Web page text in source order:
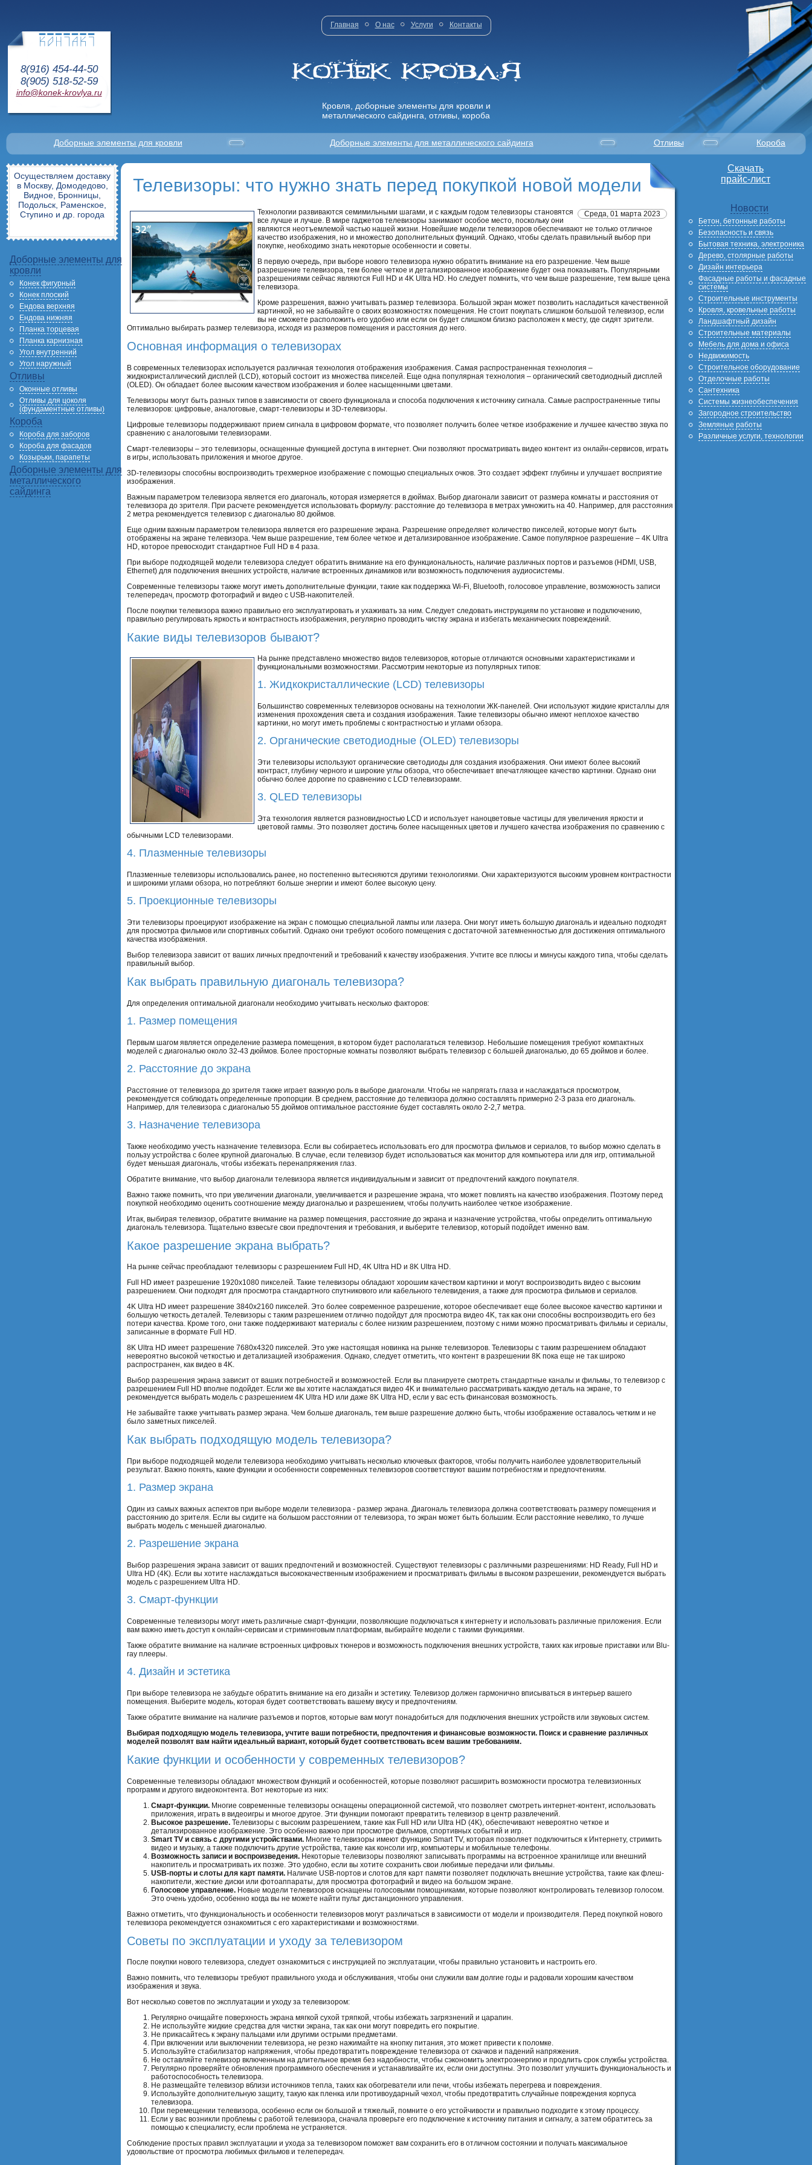
8(916) 454-44-50
8(905) 518-52-59
info@konek-krovlya.ru
Главная О нас Услуги Контакты
Кровля, доборные элементы для кровли и
металлического сайдинга, отливы, короба
Доборные элементы для кровли Доборные элементы для металлического сайдинга Отливы Короба
Осуществляем доставку
в Москву, Домодедово,
Видное, Бронницы,
Подольск, Раменское,
Ступино и др. города
Доборные элементы для
кровли
Конек фигурный
Конек плоский
Ендова верхняя
Ендова нижняя
Планка торцевая
Планка карнизная
Угол внутренний
Угол наружный
Отливы
Оконные отливы
Отливы для цоколя
(фундаментные отливы)
Короба
Короба для заборов
Короба для фасадов
Козырьки, парапеты
Доборные элементы для
металлического
сайдинга
Телевизоры: что нужно знать перед покупкой новой модели
Среда, 01 марта 2023
Технологии развиваются семимильными шагами, и с каждым годом телевизоры становятся
все лучше и лучше. В мире гаджетов телевизоры занимают особое место, поскольку они
являются неотъемлемой частью нашей жизни. Новейшие модели телевизоров обеспечивают не только отличное
качество изображения, но и множество дополнительных функций. Однако, чтобы сделать правильный выбор при
покупке, необходимо знать некоторые особенности и советы.
В первую очередь, при выборе нового телевизора нужно обратить внимание на его разрешение. Чем выше
разрешение телевизора, тем более четкое и детализированное изображение будет она показывать. Популярными
разрешениями сейчас являются Full HD и 4K Ultra HD. Но следует помнить, что чем выше разрешение, тем выше цена
телевизора.
Кроме разрешения, важно учитывать размер телевизора. Большой экран может позволить насладиться качественной
картинкой, но не забывайте о своих возможностях помещения. Не стоит покупать слишком большой телевизор, если
вы не сможете расположить его удобно или если он будет слишком близко расположен к месту, где сидят зрители.
Оптимально выбирать размер телевизора, исходя из размеров помещения и расстояния до него.
Основная информация о телевизорах
В современных телевизорах используется различная технология отображения изображения. Самая распространенная технология –
жидкокристаллический дисплей (LCD), который состоит из множества пикселей. Еще одна популярная технология – органический светодиодный дисплей
(OLED). Он обладает более высоким качеством изображения и более насыщенными цветами.
Телевизоры могут быть разных типов в зависимости от своего функционала и способа подключения к источнику сигнала. Самые распространенные типы
телевизоров: цифровые, аналоговые, смарт-телевизоры и 3D-телевизоры.
Цифровые телевизоры поддерживают прием сигнала в цифровом формате, что позволяет получить более четкое изображение и лучшее качество звука по
сравнению с аналоговыми телевизорами.
Смарт-телевизоры – это телевизоры, оснащенные функцией доступа в интернет. Они позволяют просматривать видео контент из онлайн-сервисов, играть
в игры, использовать приложения и многое другое.
3D-телевизоры способны воспроизводить трехмерное изображение с помощью специальных очков. Это создает эффект глубины и улучшает восприятие
изображения.
Важным параметром телевизора является его диагональ, которая измеряется в дюймах. Выбор диагонали зависит от размера комнаты и расстояния от
телевизора до зрителя. При расчете рекомендуется использовать формулу: расстояние до телевизора в метрах умножить на 40. Например, для расстояния
2 метра рекомендуется телевизор с диагональю 80 дюймов.
Еще одним важным параметром телевизора является его разрешение экрана. Разрешение определяет количество пикселей, которые могут быть
отображены на экране телевизора. Чем выше разрешение, тем более четкое и детализированное изображение. Самое популярное разрешение – 4K Ultra
HD, которое превосходит стандартное Full HD в 4 раза.
При выборе подходящей модели телевизора следует обратить внимание на его функциональность, наличие различных портов и разъемов (HDMI, USB,
Ethernet) для подключения внешних устройств, наличие встроенных динамиков или возможность подключения аудиосистемы.
Современные телевизоры также могут иметь дополнительные функции, такие как поддержка Wi-Fi, Bluetooth, голосовое управление, возможность записи
телепередач, просмотр фотографий и видео с USB-накопителей.
После покупки телевизора важно правильно его эксплуатировать и ухаживать за ним. Следует следовать инструкциям по установке и подключению,
правильно регулировать яркость и контрастность изображения, регулярно проводить чистку экрана и избегать механических повреждений.
Какие виды телевизоров бывают?
На рынке представлено множество видов телевизоров, которые отличаются основными характеристиками и
функциональными возможностями. Рассмотрим некоторые из популярных типов:
1. Жидкокристаллические (LCD) телевизоры
Большинство современных телевизоров основаны на технологии ЖК-панелей. Они используют жидкие кристаллы для
изменения прохождения света и создания изображения. Такие телевизоры обычно имеют неплохое качество
картинки, но могут иметь проблемы с контрастностью и углами обзора.
2. Органические светодиодные (OLED) телевизоры
Эти телевизоры используют органические светодиоды для создания изображения. Они имеют более высокий
контраст, глубину черного и широкие углы обзора, что обеспечивает впечатляющее качество картинки. Однако они
обычно более дорогие по сравнению с LCD телевизорами.
3. QLED телевизоры
Эта технология является разновидностью LCD и использует наноцветовые частицы для увеличения яркости и
цветовой гаммы. Это позволяет достичь более насыщенных цветов и лучшего качества изображения по сравнению с
обычными LCD телевизорами.
4. Плазменные телевизоры
Плазменные телевизоры использовались ранее, но постепенно вытесняются другими технологиями. Они характеризуются высоким уровнем контрастности
и широкими углами обзора, но потребляют больше энергии и имеют более высокую цену.
5. Проекционные телевизоры
Эти телевизоры проецируют изображение на экран с помощью специальной лампы или лазера. Они могут иметь большую диагональ и идеально подходят
для просмотра фильмов или спортивных событий. Однако они требуют особого помещения с достаточной затемненностью для достижения оптимального
качества изображения.
Выбор телевизора зависит от ваших личных предпочтений и требований к качеству изображения. Учтите все плюсы и минусы каждого типа, чтобы сделать
правильный выбор.
Как выбрать правильную диагональ телевизора?
Для определения оптимальной диагонали необходимо учитывать несколько факторов:
1. Размер помещения
Первым шагом является определение размера помещения, в котором будет располагаться телевизор. Небольшие помещения требуют компактных
моделей с диагональю около 32-43 дюймов. Более просторные комнаты позволяют выбрать телевизор с большей диагональю, до 65 дюймов и более.
2. Расстояние до экрана
Расстояние от телевизора до зрителя также играет важную роль в выборе диагонали. Чтобы не напрягать глаза и наслаждаться просмотром,
рекомендуется соблюдать определенные пропорции. В среднем, расстояние до телевизора должно составлять примерно 2-3 раза его диагональ.
Например, для телевизора с диагональю 55 дюймов оптимальное расстояние будет составлять около 2-2,7 метра.
3. Назначение телевизора
Также необходимо учесть назначение телевизора. Если вы собираетесь использовать его для просмотра фильмов и сериалов, то выбор можно сделать в
пользу устройства с более крупной диагональю. В случае, если телевизор будет использоваться как монитор для компьютера или для игр, оптимальной
будет меньшая диагональ, чтобы избежать перенапряжения глаз.
Обратите внимание, что выбор диагонали телевизора является индивидуальным и зависит от предпочтений каждого покупателя.
Важно также помнить, что при увеличении диагонали, увеличивается и разрешение экрана, что может повлиять на качество изображения. Поэтому перед
покупкой необходимо оценить соотношение между диагональю и разрешением, чтобы получить наиболее четкое изображение.
Итак, выбирая телевизор, обратите внимание на размер помещения, расстояние до экрана и назначение устройства, чтобы определить оптимальную
диагональ телевизора. Тщательно взвесьте свои предпочтения и требования, и выберите телевизор, который подойдет именно вам.
Какое разрешение экрана выбрать?
На рынке сейчас преобладают телевизоры с разрешением Full HD, 4K Ultra HD и 8K Ultra HD.
Full HD имеет разрешение 1920x1080 пикселей. Такие телевизоры обладают хорошим качеством картинки и могут воспроизводить видео с высоким
разрешением. Они подходят для просмотра стандартного спутникового или кабельного телевидения, а также для просмотра фильмов и сериалов.
4K Ultra HD имеет разрешение 3840x2160 пикселей. Это более современное разрешение, которое обеспечивает еще более высокое качество картинки и
большую четкость деталей. Телевизоры с таким разрешением отлично подойдут для просмотра видео 4K, так как они способны воспроизводить его без
потери качества. Кроме того, они также поддерживают материалы с более низким разрешением, поэтому с ними можно просматривать фильмы и сериалы,
записанные в формате Full HD.
8K Ultra HD имеет разрешение 7680x4320 пикселей. Это уже настоящая новинка на рынке телевизоров. Телевизоры с таким разрешением обладают
невероятно высокой четкостью и детализацией изображения. Однако, следует отметить, что контент в разрешении 8K пока еще не так широко
распространен, как видео в 4K.
Выбор разрешения экрана зависит от ваших потребностей и возможностей. Если вы планируете смотреть стандартные каналы и фильмы, то телевизор с
разрешением Full HD вполне подойдет. Если же вы хотите наслаждаться видео 4K и внимательно рассматривать каждую деталь на экране, то
рекомендуется выбрать модель с разрешением 4K Ultra HD или даже 8K Ultra HD, если у вас есть финансовая возможность.
Не забывайте также учитывать размер экрана. Чем больше диагональ, тем выше разрешение должно быть, чтобы изображение оставалось четким и не
было заметных пикселей.
Как выбрать подходящую модель телевизора?
При выборе подходящей модели телевизора необходимо учитывать несколько ключевых факторов, чтобы получить наиболее удовлетворительный
результат. Важно понять, какие функции и особенности современных телевизоров соответствуют вашим потребностям и предпочтениям.
1. Размер экрана
Один из самых важных аспектов при выборе модели телевизора - размер экрана. Диагональ телевизора должна соответствовать размеру помещения и
расстоянию до зрителя. Если вы сидите на большом расстоянии от телевизора, то экран может быть большим. Если расстояние невелико, то лучше
выбрать модель с меньшей диагональю.
2. Разрешение экрана
Выбор разрешения экрана зависит от ваших предпочтений и возможностей. Существуют телевизоры с различными разрешениями: HD Ready, Full HD и
Ultra HD (4K). Если вы хотите наслаждаться высококачественным изображением и просматривать фильмы в высоком разрешении, рекомендуется выбрать
модель с разрешением Ultra HD.
3. Смарт-функции
Современные телевизоры могут иметь различные смарт-функции, позволяющие подключаться к интернету и использовать различные приложения. Если
вам важно иметь доступ к онлайн-сервисам и стриминговым платформам, выбирайте модели с такими функциями.
Также обратите внимание на наличие встроенных цифровых тюнеров и возможность подключения внешних устройств, таких как игровые приставки или Blu-
ray плееры.
4. Дизайн и эстетика
При выборе телевизора не забудьте обратить внимание на его дизайн и эстетику. Телевизор должен гармонично вписываться в интерьер вашего
помещения. Выберите модель, которая будет соответствовать вашему вкусу и предпочтениям.
Также обратите внимание на наличие разъемов и портов, которые вам могут понадобиться для подключения внешних устройств или звуковых систем.
Выбирая подходящую модель телевизора, учтите ваши потребности, предпочтения и финансовые возможности. Поиск и сравнение различных
моделей позволят вам найти идеальный вариант, который будет соответствовать всем вашим требованиям.
Какие функции и особенности у современных телевизоров?
Современные телевизоры обладают множеством функций и особенностей, которые позволяют расширить возможности просмотра телевизионных
программ и другого видеоконтента. Вот некоторые из них:
Смарт-функции. Многие современные телевизоры оснащены операционной системой, что позволяет смотреть интернет-контент, использовать
приложения, играть в видеоигры и многое другое. Эти функции помогают превратить телевизор в центр развлечений.
Высокое разрешение. Телевизоры с высоким разрешением, такие как Full HD или Ultra HD (4K), обеспечивают невероятно четкое и
детализированное изображение. Это особенно важно при просмотре фильмов, спортивных событий и игр.
Smart TV и связь с другими устройствами. Многие телевизоры имеют функцию Smart TV, которая позволяет подключиться к Интернету, стримить
видео и музыку, а также подключить другие устройства, такие как консоли игр, компьютеры и мобильные телефоны.
Возможность записи и воспроизведения. Некоторые телевизоры позволяют записывать программы на встроенное хранилище или внешний
накопитель и просматривать их позже. Это удобно, если вы хотите сохранить свои любимые передачи или фильмы.
USB-порты и слоты для карт памяти. Наличие USB-портов и слотов для карт памяти позволяет подключать внешние устройства, такие как флеш-
накопители, жесткие диски или фотоаппараты, для просмотра фотографий и видео на большом экране.
Голосовое управление. Новые модели телевизоров оснащены голосовыми помощниками, которые позволяют контролировать телевизор голосом.
Это очень удобно, особенно когда вы не можете найти пульт дистанционного управления.
Важно отметить, что функциональность и особенности телевизоров могут различаться в зависимости от модели и производителя. Перед покупкой нового
телевизора рекомендуется ознакомиться с его характеристиками и возможностями.
Советы по эксплуатации и уходу за телевизором
После покупки нового телевизора, следует ознакомиться с инструкцией по эксплуатации, чтобы правильно установить и настроить его.
Важно помнить, что телевизоры требуют правильного ухода и обслуживания, чтобы они служили вам долгие годы и радовали хорошим качеством
изображения и звука.
Вот несколько советов по эксплуатации и уходу за телевизором:
Регулярно очищайте поверхность экрана мягкой сухой тряпкой, чтобы избежать загрязнений и царапин.
Не используйте жидкие средства для чистки экрана, так как они могут повредить его покрытие.
Не прикасайтесь к экрану пальцами или другими острыми предметами.
При включении или выключении телевизора, не резко нажимайте на кнопку питания, это может привести к поломке.
Используйте стабилизатор напряжения, чтобы предотвратить повреждение телевизора от скачков и падений напряжения.
Не оставляйте телевизор включенным на длительное время без надобности, чтобы сэкономить электроэнергию и продлить срок службы устройства.
Регулярно проверяйте обновления программного обеспечения и устанавливайте их, если они доступны. Это позволит улучшить функциональность и
работоспособность телевизора.
Не размещайте телевизор вблизи источников тепла, таких как обогреватели или печи, чтобы избежать перегрева и повреждения.
Используйте дополнительную защиту, такую как пленка или противоударный чехол, чтобы предотвратить случайные повреждения корпуса
телевизора.
При перемещении телевизора, особенно если он большой и тяжелый, помните о его устойчивости и правильно подходите к этому процессу.
Если у вас возникли проблемы с работой телевизора, сначала проверьте его подключение к источнику питания и сигналу, а затем обратитесь за
помощью к специалисту, если проблема не устраняется.
Соблюдение простых правил эксплуатации и ухода за телевизором поможет вам сохранить его в отличном состоянии и получать максимальное
удовольствие от просмотра любимых фильмов и телепередач.
Скачать
прайс-лист
Новости
Бетон, бетонные работы
Безопасность и связь
Бытовая техника, электроника
Дерево, столярные работы
Дизайн интерьера
Фасадные работы и фасадные
системы
Строительные инструменты
Кровля, кровельные работы
Ландшафтный дизайн
Строительные материалы
Мебель для дома и офиса
Недвижимость
Строительное оборудование
Отделочные работы
Сантехника
Системы жизнеобеспечения
Загородное строительство
Земляные работы
Различные услуги, технологии